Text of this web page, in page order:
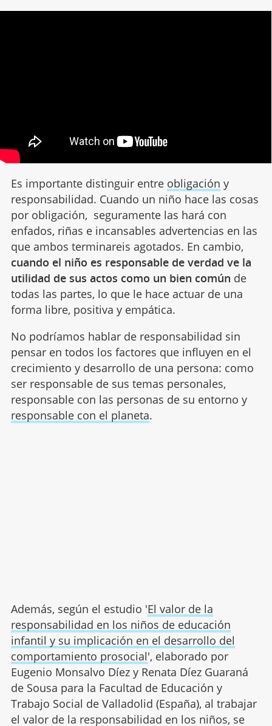
Es importante distinguir entre obligación y
responsabilidad. Cuando un niño hace las cosas
por obligación, seguramente las hará con
enfados, riñas e incansables advertencias en las
que ambos terminareis agotados. En cambio,
cuando el niño es responsable de verdad ve la
utilidad de sus actos como un bien común de
todas las partes, lo que le hace actuar de una
forma libre, positiva y empática.
No podríamos hablar de responsabilidad sin
pensar en todos los factores que influyen en el
crecimiento y desarrollo de una persona: como
ser responsable de sus temas personales,
responsable con las personas de su entorno y
responsable con el planeta.
Además, según el estudio 'El valor de la
responsabilidad en los niños de educación
infantil y su implicación en el desarrollo del
comportamiento prosocial', elaborado por
Eugenio Monsalvo Díez y Renata Díez Guaraná
de Sousa para la Facultad de Educación y
Trabajo Social de Valladolid (España), al trabajar
el valor de la responsabilidad en los niños, se